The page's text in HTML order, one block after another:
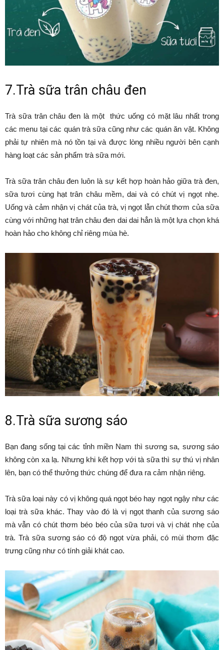
7.Trà sữa trân châu đen
Trà sữa trân châu đen là một thức uống có mặt lâu nhất trong
các menu tại các quán trà sữa cũng như các quán ăn vặt. Không
phải tự nhiên mà nó tồn tại và được lòng nhiều người bên cạnh
hàng loạt các sản phẩm trà sữa mới.
Trà sữa trân châu đen luôn là sự kết hợp hoàn hảo giữa trà đen,
sữa tươi cùng hạt trân châu mềm, dai và có chút vị ngọt nhẹ.
Uống và cảm nhận vị chát của trà, vị ngọt lẫn chút thơm của sữa
cùng với những hạt trân châu đen dai dai hẳn là một lựa chọn khá
hoàn hảo cho không chỉ riêng mùa hè.
8.Trà sữa sương sáo
Bạn đang sống tại các tỉnh miền Nam thì sương sa, sương sáo
không còn xa lạ. Nhưng khi kết hợp với tà sữa thì sự thú vị nhân
lên, bạn có thể thưởng thức chúng để đưa ra cảm nhận riêng.
Trà sữa loại này có vị không quá ngọt béo hay ngọt ngậy như các
loại trà sữa khác. Thay vào đó là vị ngọt thanh của sương sáo
mà vẫn có chút thơm béo béo của sữa tươi và vị chát nhẹ của
trà. Trà sữa sương sáo có độ ngọt vừa phải, có mùi thơm đặc
trưng cũng như có tính giải khát cao.